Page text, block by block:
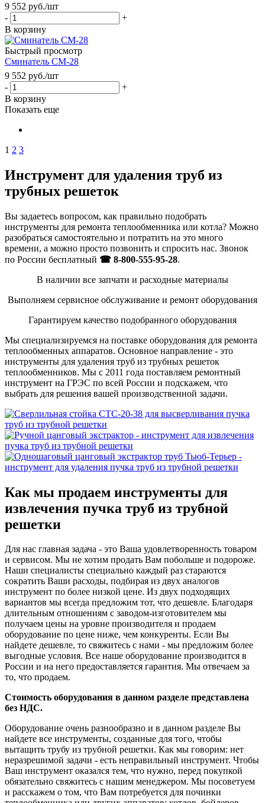
9 552 руб./шт
-
+
В корзину
Быстрый просмотр
Сминатель СМ-28
9 552 руб./шт
-
+
В корзину
Показать еще
1 2 3
Инструмент для удаления труб из
трубных решеток
Вы задаетесь вопросом, как правильно подобрать
инструменты для ремонта теплообменника или котла? Можно
разобраться самостоятельно и потратить на это много
времени, а можно просто позвонить и спросить нас. Звонок
по России бесплатный ☎ 8-800-555-95-28.
В наличии все запчати и расходные материалы
Выполняем сервисное обслуживание и ремонт оборудования
Гарантируем качество подобранного оборудования
Мы специализируемся на поставке оборудования для ремонта
теплообменных аппаратов. Основное направление - это
инструменты для удаления труб из трубных решеток
теплообменников. Мы с 2011 года поставляем ремонтный
инструмент на ГРЭС по всей России и подскажем, что
выбрать для решения вашей производственной задачи.
Как мы продаем инструменты для
извлечения пучка труб из трубной
решетки
Для нас главная задача - это Ваша удовлетворенность товаром
и сервисом. Мы не хотим продать Вам побольше и подороже.
Наши специалисты специально каждый раз стараются
сократить Ваши расходы, подбирая из двух аналогов
инструмент по более низкой цене. Из двух подходящих
вариантов мы всегда предложим тот, что дешевле. Благодаря
длительным отношениям с заводом-изготовителем мы
получаем цены на уровне производителя и продаем
оборудование по цене ниже, чем конкуренты. Если Вы
найдете дешевле, то свяжитесь с нами - мы предложим более
выгодные условия. Все наше оборудование производится в
России и на него предоставляется гарантия. Мы отвечаем за
то, что продаем.
Стоимость оборудования в данном разделе представлена
без НДС.
Оборудование очень разнообразно и в данном разделе Вы
найдете все инструменты, созданные для того, чтобы
вытащить трубу из трубной решетки. Как мы говорим: нет
неразрешимой задачи - есть неправильный инструмент. Чтобы
Ваш инструмент оказался тем, что нужно, перед покупкой
обязательно свяжитесь с нашим менеджером. Мы посоветуем
и расскажем о том, что Вам потребуется для починки